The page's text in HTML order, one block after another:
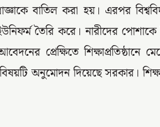
বাতিল করা হয়। এরপর
তৈরি করে। নারীদের পোশাকে
প্রেক্ষিতে শিক্ষাপ্রতিষ্ঠানে
অনুমোদন দিয়েছে সরকার।